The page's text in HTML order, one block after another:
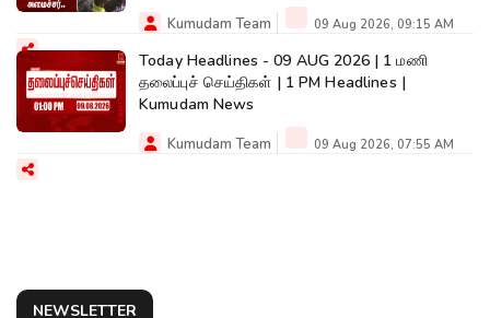
Kumudam Team 09 Aug 2026, 09:15 AM
Today Headlines - 09 AUG 2026 | 1 மணி
தலைப்புச் செய்திகள் | 1 PM Headlines |
Kumudam News
Kumudam Team 09 Aug 2026, 07:55 AM
NEWSLETTER